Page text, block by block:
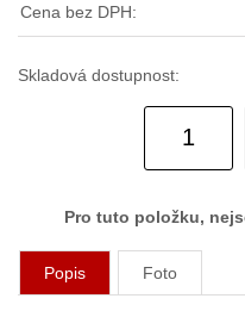
Cena bez DPH:
Skladová dostupnost:
Pro tuto položku,
Popis Foto